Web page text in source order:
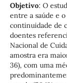
Objetivo: O
entre a saúde e
continuidade de
doentes
Nacional de
amostra era
36), com uma